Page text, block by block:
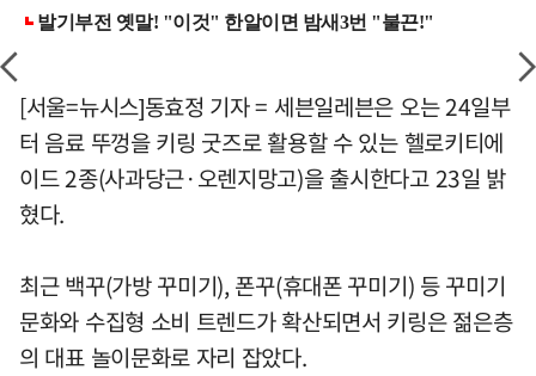
[서울=뉴시스]동효정 기자 = 세븐일레븐은 오는 24일부
터 음료 뚜껑을 키링 굿즈로 활용할 수 있는 헬로키티에
이드 2종(사과당근·오렌지망고)을 출시한다고 23일 밝
혔다.
최근 백꾸(가방 꾸미기), 폰꾸(휴대폰 꾸미기) 등 꾸미기
문화와 수집형 소비 트렌드가 확산되면서 키링은 젊은층
의 대표 놀이문화로 자리 잡았다.